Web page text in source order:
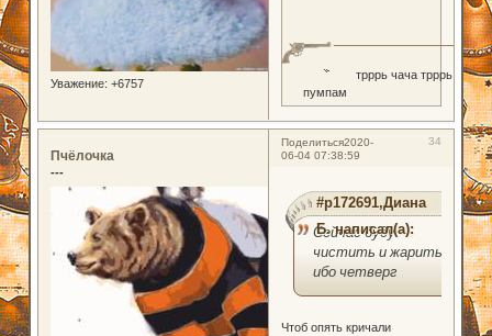
Уважение: +6757
трррь чача трррь
пумпам
Поделиться 34
2020-
06-04 07:38:59
Пчёлочка
---
#p172691,Диана
Б. написал(а):
Сейчас буду
чистить и жарить,
ибо четверг
Чтоб опять кричали